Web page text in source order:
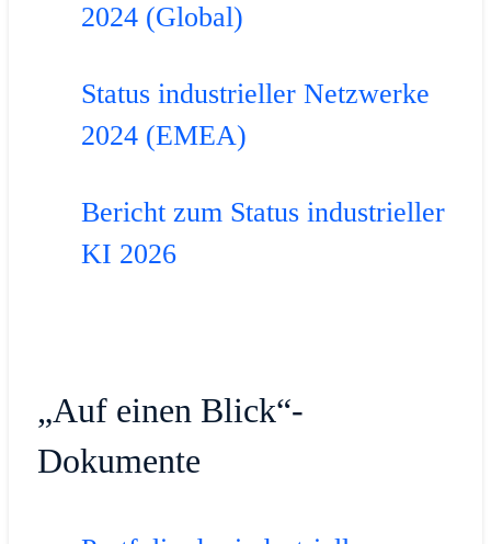
2024 (Global)
Status industrieller Netzwerke
2024 (EMEA)
Bericht zum Status industrieller
KI 2026
„Auf einen Blick“-
Dokumente